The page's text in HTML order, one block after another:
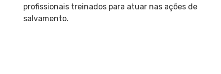
profissionais treinados para atuar nas ações de
salvamento.